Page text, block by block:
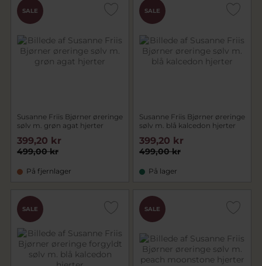
SALE
Susanne Friis Bjørner øreringe
sølv m. grøn agat hjerter
499,00 kr
399,20 kr
På fjernlager
SALE
Susanne Friis Bjørner øreringe
sølv m. blå kalcedon hjerter
499,00 kr
399,20 kr
På lager
SALE SALE